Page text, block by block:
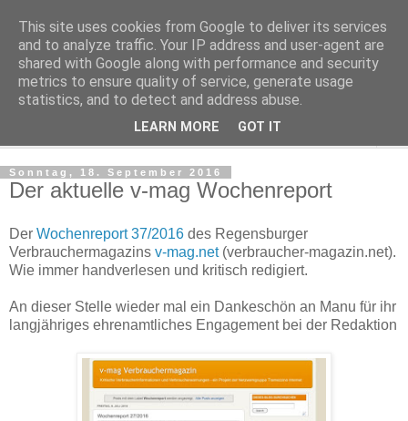
Regensburger Tagebuch
Notizen aus der nördlichsten Stadt Italiens
Sonntag, 18. September 2016
Der aktuelle v-mag Wochenreport
Der Wochenreport 37/2016 des Regensburger
Verbrauchermagazins v-mag.net(verbraucher-magazin.net).
Wie immer handverlesen und kritisch redigiert.
An dieser Stelle wieder mal ein Dankeschön an Manu für ihr
langjähriges ehrenamtliches Engagement bei der Redaktion
This site uses cookies from Google to deliver its services
and to analyze traffic. Your IP address and user-agent are
shared with Google along with performance and security
metrics to ensure quality of service, generate usage
statistics, and to detect and address abuse.
LEARN MORE GOT IT